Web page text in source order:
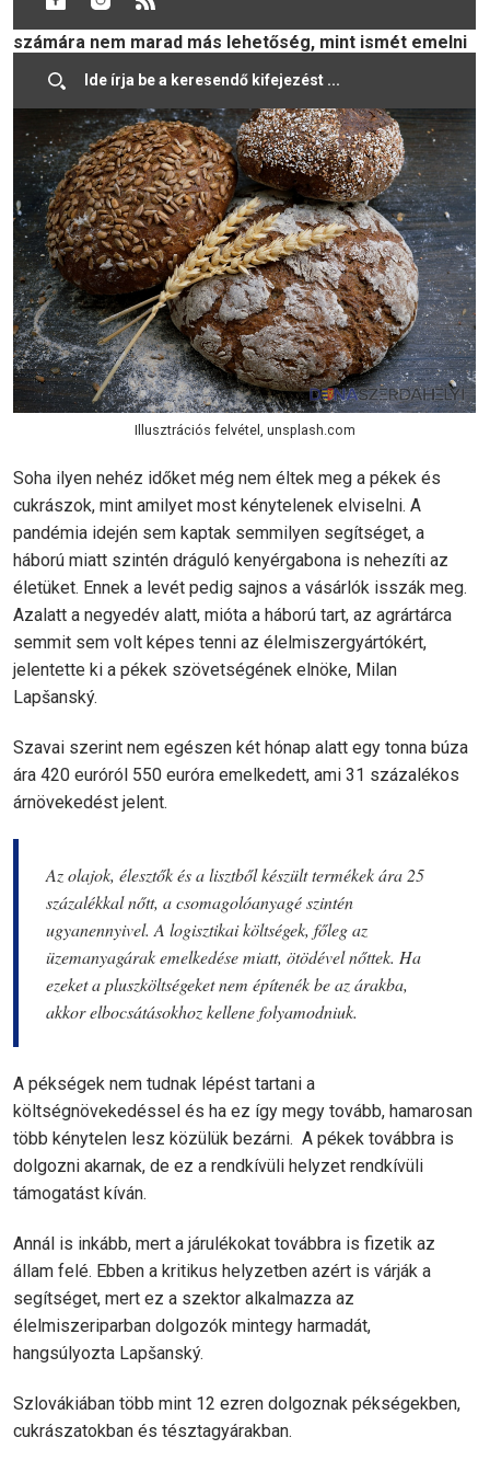
kétszámjegyű százalékkal emelkedtek. A pékek
számára nem marad más lehetőség, mint ismét emelni
az eladási árakat.
Illusztrációs felvétel, unsplash.com
Soha ilyen nehéz időket még nem éltek meg a pékek és
cukrászok, mint amilyet most kénytelenek elviselni. A
pandémia idején sem kaptak semmilyen segítséget, a
háború miatt szintén dráguló kenyérgabona is nehezíti az
életüket. Ennek a levét pedig sajnos a vásárlók isszák meg.
Azalatt a negyedév alatt, mióta a háború tart, az agrártárca
semmit sem volt képes tenni az élelmiszergyártókért,
jelentette ki a pékek szövetségének elnöke, Milan
Lapšanský.
Szavai szerint nem egészen két hónap alatt egy tonna búza
ára 420 euróról 550 euróra emelkedett, ami 31 százalékos
árnövekedést jelent.
Az olajok, élesztők és a lisztből készült termékek ára 25
százalékkal nőtt, a csomagolóanyagé szintén
ugyanennyivel. A logisztikai költségek, főleg az
üzemanyagárak emelkedése miatt, ötödével nőttek. Ha
ezeket a pluszköltségeket nem építenék be az árakba,
akkor elbocsátásokhoz kellene folyamodniuk.
A pékségek nem tudnak lépést tartani a
költségnövekedéssel és ha ez így megy tovább, hamarosan
több kénytelen lesz közülük bezárni. A pékek továbbra is
dolgozni akarnak, de ez a rendkívüli helyzet rendkívüli
támogatást kíván.
Annál is inkább, mert a járulékokat továbbra is fizetik az
állam felé. Ebben a kritikus helyzetben azért is várják a
segítséget, mert ez a szektor alkalmazza az
élelmiszeriparban dolgozók mintegy harmadát,
hangsúlyozta Lapšanský.
Szlovákiában több mint 12 ezren dolgoznak pékségekben,
cukrászatokban és tésztagyárakban.